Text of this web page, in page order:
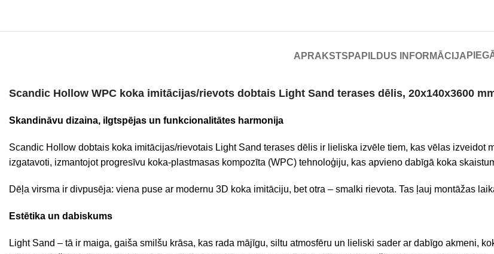
APRAKSTS PAPILDUS INFORMĀCIJA
Scandic Hollow WPC koka imitācijas/rievots dobtais Light Sand terases dēlis, 20x140x3600
Skandināvu dizaina, ilgtspējas un funkcionalitātes harmonija
Scandic Hollow dobtais koka imitācijas/rievotais Light Sand terases dēlis ir lieliska izvēle tiem, kas vēlas izveidot
izgatavoti, izmantojot progresīvu koka-plastmasas kompozīta (WPC) tehnoloģiju, kas apvieno dabīgā koka
Dēļa virsma ir divpusēja: viena puse ar modernu 3D koka imitāciju, bet otra – smalki rievota. Tas ļauj montāžas
Estētika un dabiskums
Light Sand – tā ir maiga, gaiša smilšu krāsa, kas rada mājīgu, siltu atmosfēru un lieliski sader ar dabīgo akmeni,